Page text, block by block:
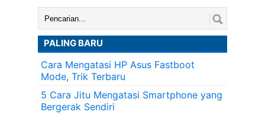
Cari:
PALING BARU
Cara Mengatasi HP Asus Fastboot
Mode, Trik Terbaru
5 Cara Jitu Mengatasi Smartphone yang
Bergerak Sendiri